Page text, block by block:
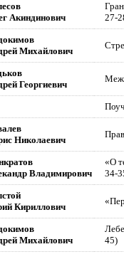
Акиндинович
27-
Михайлович
Георгиевич
Николаевич
Владимирович
«О
34-
Кириллович
Михайлович
45)